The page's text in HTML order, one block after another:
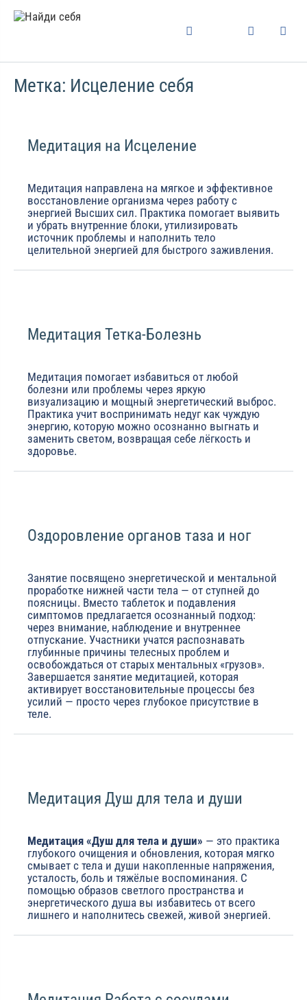
Метка: Исцеление себя
Медитация на Исцеление
Медитация направлена на мягкое и эффективное
восстановление организма через работу с
энергией Высших сил. Практика помогает выявить
и убрать внутренние блоки, утилизировать
источник проблемы и наполнить тело
целительной энергией для быстрого заживления.
Медитация Тетка-Болезнь
Медитация помогает избавиться от любой
болезни или проблемы через яркую
визуализацию и мощный энергетический выброс.
Практика учит воспринимать недуг как чуждую
энергию, которую можно осознанно выгнать и
заменить светом, возвращая себе лёгкость и
здоровье.
Оздоровление органов таза и ног
Занятие посвящено энергетической и ментальной
проработке нижней части тела — от ступней до
поясницы. Вместо таблеток и подавления
симптомов предлагается осознанный подход:
через внимание, наблюдение и внутреннее
отпускание. Участники учатся распознавать
глубинные причины телесных проблем и
освобождаться от старых ментальных «грузов».
Завершается занятие медитацией, которая
активирует восстановительные процессы без
усилий — просто через глубокое присутствие в
теле.
Медитация Душ для тела и души
Медитация «Душ для тела и души» — это практика
глубокого очищения и обновления, которая мягко
смывает с тела и души накопленные напряжения,
усталость, боль и тяжёлые воспоминания. С
помощью образов светлого пространства и
энергетического душа вы избавитесь от всего
лишнего и наполнитесь свежей, живой энергией.